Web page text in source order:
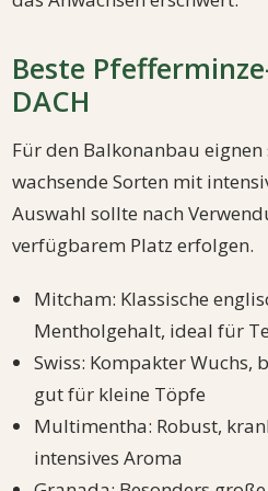
Beste
DACH
Für den Balkonanbau
wachsende Sorten mit
Auswahl sollte nach
verfügbarem Platz erfolgen.
Mitcham: Klassische
Mentholgehalt, ideal für
Swiss: Kompakter Wuchs,
gut für kleine Töpfe
Multimentha: Robust,
intensives Aroma